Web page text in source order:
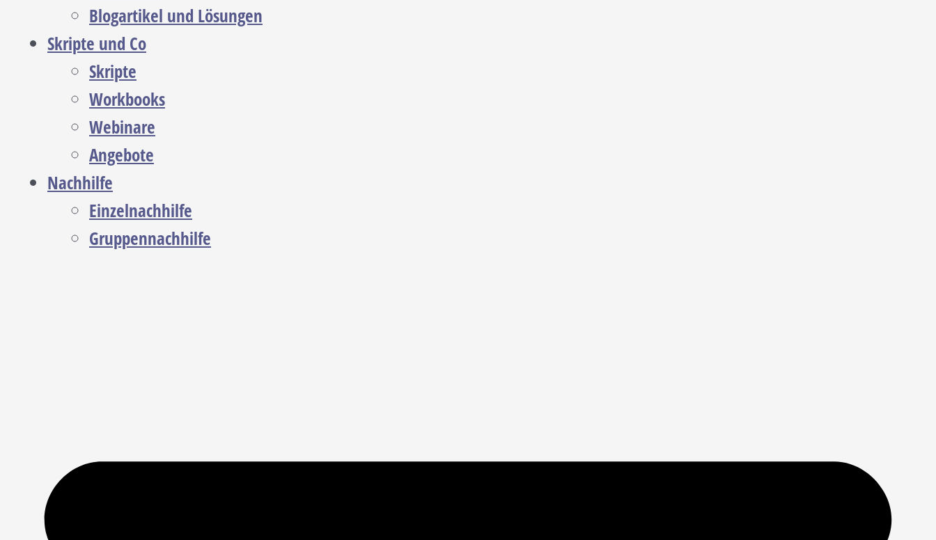
Blogartikel und Lösungen
Skripte und Co
Skripte
Workbooks
Webinare
Angebote
Nachhilfe
Einzelnachhilfe
Gruppennachhilfe